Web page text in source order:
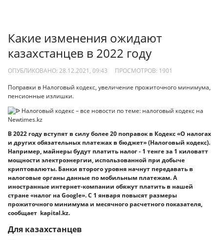
Какие изменения ожидают
казахстанцев в 2022 году
ОПУБЛИКОВАНО: 28.12.2021, 09:43 ПРОСМОТРОВ: 1901
Поправки в Налоговый кодекс, увеличение прожиточного минимума,
пенсионные излишки.
В 2022 году вступят в силу более 20 поправок в Кодекс «О налогах
и других обязательных платежах в бюджет» (Налоговый кодекс).
Например, майнеры будут платить налог - 1 тенге за 1 киловатт
мощности электроэнергии, использованной при добыче
криптовалюты. Банки второго уровня начнут передавать в
налоговые органы данные по мобильным платежам. А
иностранные интернет-компании обяжут платить в нашей
стране «налог на Google». С 1 января повысят размеры
прожиточного минимума и месячного расчетного показателя,
сообщает kapital.kz.
Для казахстанцев